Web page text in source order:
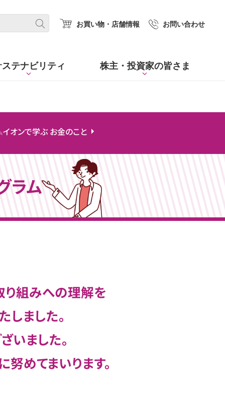
ステナビリティ 株主・投資家の皆さま
お買い物・店舗情報 (new window.)
お問い合わせ
イオンで学ぶ お金のこと
ラム
組みへの理解を
ました。
いました。
めてまいります。